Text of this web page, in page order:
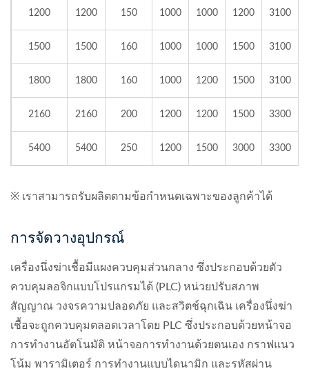
1200 1200 150 1000 1000 1200 3100
1500 1500 160 1000 1000 1500 3100
1800 1800 160 1000 1200 1500 3100
2160 2160 200 1200 1200 1500 3300
5400 5400 250 1200 1500 3000 3300
※ เราสามารถรับผลิตตามข้อกำหนดเฉพาะของลูกค้าได้
การจัดวางอุปกรณ์
เครื่องนึ่งฆ่าเชื้อมีแผงควบคุมส่วนกลาง ซึ่งประกอบด้วยตัว
ควบคุมลอจิกแบบโปรแกรมได้ (PLC) หน่วยปรับสภาพ
สัญญาณ วงจรความปลอดภัย และสวิตช์ฉุกเฉิน เครื่องนึ่งฆ่า
เชื้อจะถูกควบคุมตลอดเวลาโดย PLC ซึ่งประกอบด้วยหน้าจอ
การทำงานอัตโนมัติ หน้าจอการทำงานด้วยตนเอง กราฟแนว
โน้ม พารามิเตอร์ การทำงานแบบไดนามิก และรหัสผ่าน